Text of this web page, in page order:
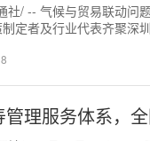
社/ -- 气候与贸易联动问
定者及行业代表齐聚深
理服务体系，